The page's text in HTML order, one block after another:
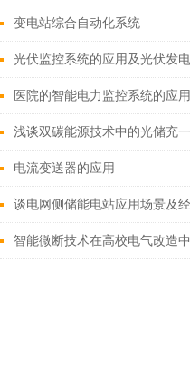
变电站综合自动化系统
医院的智能电力监控系统的应用
电流变送器的应用